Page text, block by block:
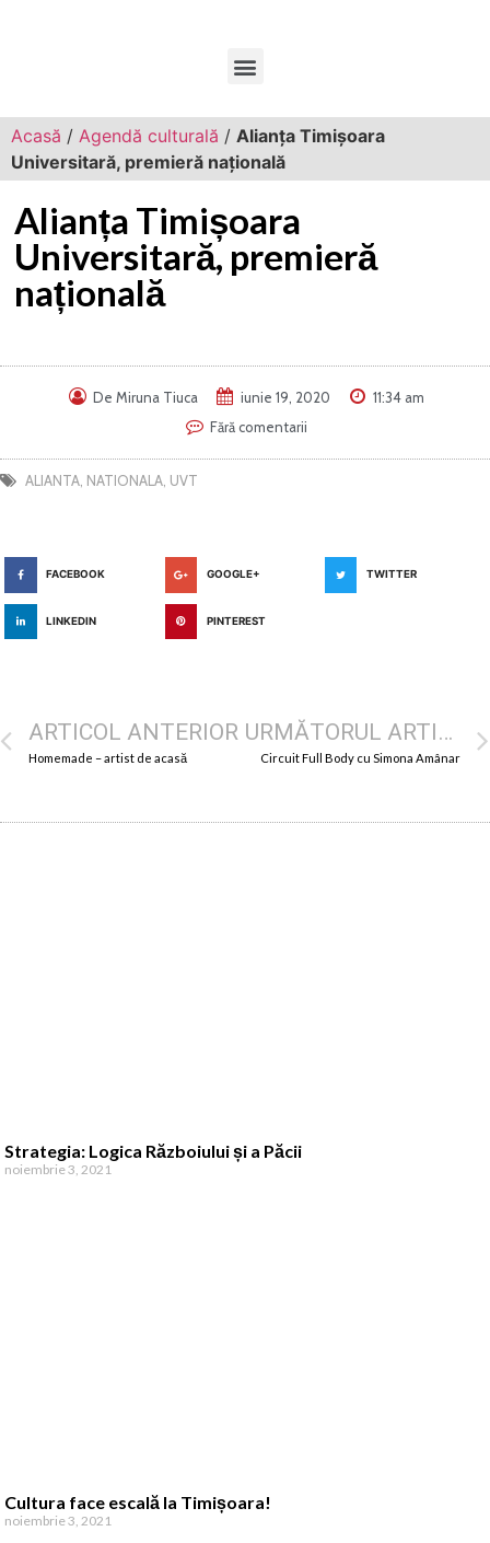
Acasă / Agendă culturală / Alianța Timișoara
Universitară, premieră națională
Alianța Timișoara
Universitară, premieră
națională
De Miruna Tiuca iunie 19, 2020
11:34 am
Fără comentarii
ALIANTA NATIONALA UVT
FACEBOOK GOOGLE+ TWITTER
LINKEDIN PINTEREST
ARTICOL ANTERIOR
Homemade – artist de acasă
URMĂTORUL ARTICOL
Circuit Full Body cu Simona Amânar
Strategia: Logica Războiului și a Păcii
noiembrie 3, 2021
Cultura face escală la Timișoara!
noiembrie 3, 2021